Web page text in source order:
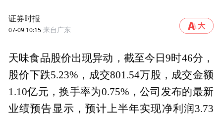
证券时报
07-09 10:15 来自广东
天味食品股价出现异动，截至今日9时46分，
股价下跌5.23%，成交801.54万股，成交金额
1.10亿元，换手率为0.75%，公司发布的最新
业绩预告显示，预计上半年实现净利润3.73